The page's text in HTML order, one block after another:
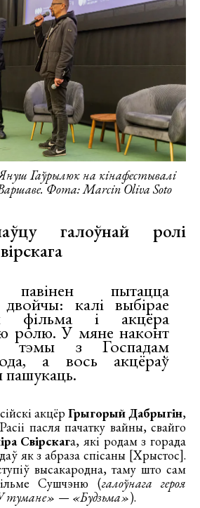
Гаўрылюк на кінафестывалі
Фота: Marcin Oliva Soto
галоўнай ролі
пытацца
калі выбірае
фільма і акцёра
ролю. У мяне наконт
тэмы з Госпадам
а вось акцёраў
акцёрГрыгорый Дабрыгін,
пасля пачатку вайны, свайго
Свірскага, які родам з горада
як з абраза спісаны [Хрыстос].
высакародна, таму што сам
Сушчэню (галоўнага героя
тумане» — «Будзьма»).